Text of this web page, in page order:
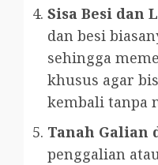
Sisa Besi dan
dan besi
sehingga
khusus agar
kembali tanpa
Tanah Galian
penggalian